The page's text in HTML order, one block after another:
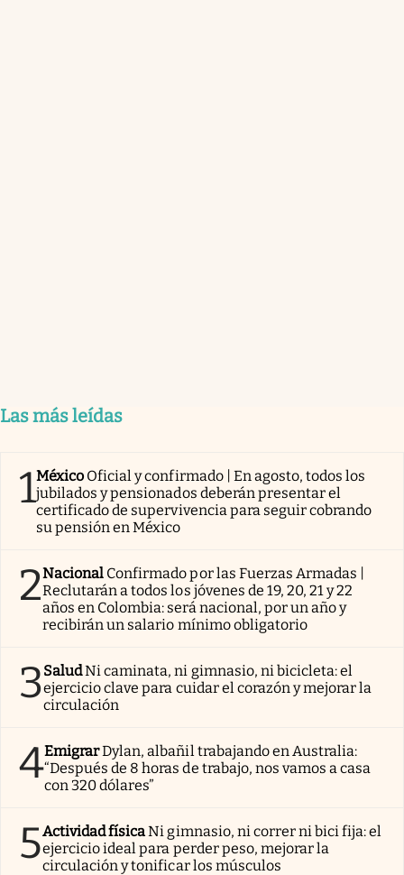
Las más leídas
1México Oficial y confirmado | En agosto, todos los
jubilados y pensionados deberán presentar el
certificado de supervivencia para seguir cobrando
su pensión en México
2Nacional Confirmado por las Fuerzas Armadas |
Reclutarán a todos los jóvenes de 19, 20, 21 y 22
años en Colombia: será nacional, por un año y
recibirán un salario mínimo obligatorio
3SaludNi caminata, ni gimnasio, ni bicicleta: el
ejercicio clave para cuidar el corazón y mejorar la
circulación
4EmigrarDylan, albañil trabajando en Australia:
“Después de 8 horas de trabajo, nos vamos a casa
con 320 dólares”
5Actividad físicaNi gimnasio, ni correr ni bici fija: el
ejercicio ideal para perder peso, mejorar la
circulación y tonificar los músculos